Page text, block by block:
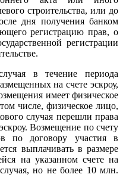
строительства, или до
дня получения банком
регистрацию прав, о
регистрации
в течение периода
на счете эскроу,
имеет физическое
числе, физическое лицо,
случая перешли права
Возмещение по счету
по договору участия в
выплачивать в размере
на указанном счете на
но не более 10 млн.